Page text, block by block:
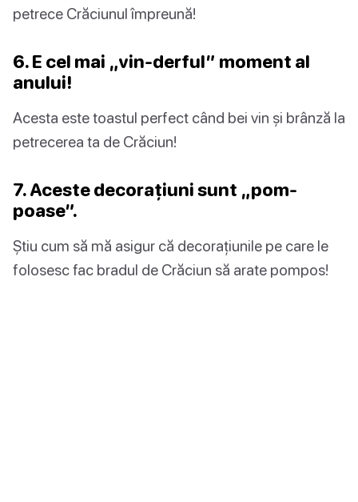
petrece Crăciunul împreună!
6. E cel mai „vin-derful” moment al
anului!
Acesta este toastul perfect când bei vin și brânză la
petrecerea ta de Crăciun!
7. Aceste decorațiuni sunt „pom-
poase”.
Știu cum să mă asigur că decorațiunile pe care le
folosesc fac bradul de Crăciun să arate pompos!